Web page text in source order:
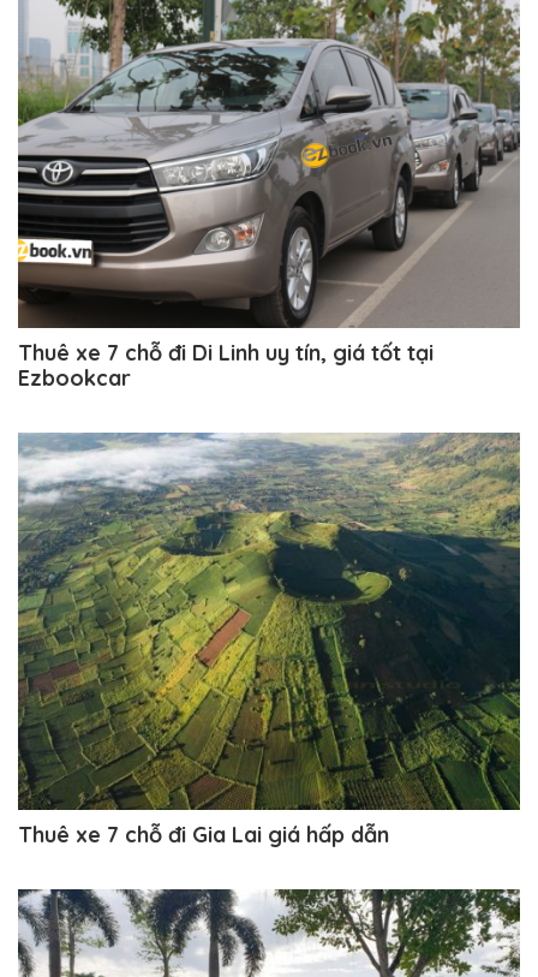
Thuê xe 7 chỗ đi Di Linh uy tín, giá tốt tại
Ezbookcar
Thuê xe 7 chỗ đi Gia Lai giá hấp dẫn